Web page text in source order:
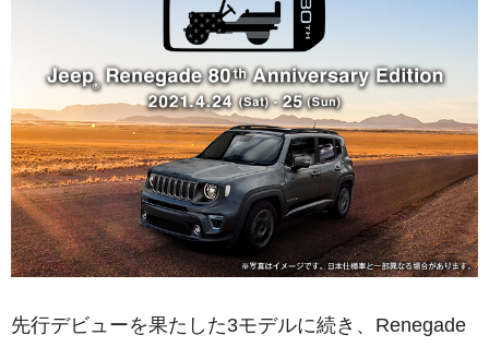
先行デビューを果たした3モデルに続き、Renegade